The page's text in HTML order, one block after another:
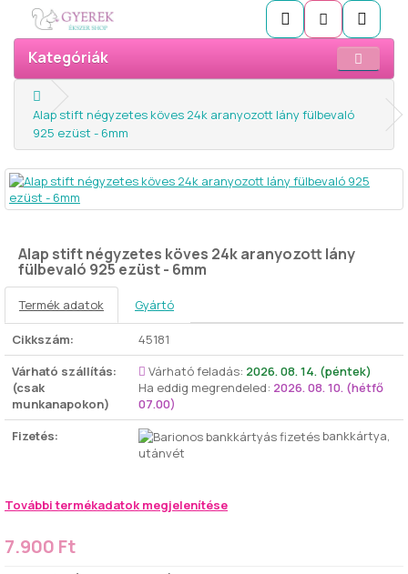
Kategóriák
Alap stift négyzetes köves 24k aranyozott lány fülbevaló
925 ezüst - 6mm
Alap stift négyzetes köves 24k aranyozott lány
fülbevaló 925 ezüst - 6mm
Termék adatok Gyártó
Cikkszám:
45181
Várható szállítás:
(csak
munkanapokon)
Várható feladás: 2026. 08. 14. (péntek)
Ha eddig megrendeled: 2026. 08. 10. (hétfő
07.00)
Fizetés:
bankkártya,
utánvét
További termékadatok megjelenítése
7.900 Ft